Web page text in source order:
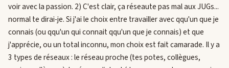
voir avec la passion. 2) C'est clair, ça réseaute pas mal aux JUGs...
normal te dirai-je. Si j'ai le choix entre travailler avec qqu'un que je
connais (ou qqu'un qui connait qqu'un que je connais) et que
j'apprécie, ou un total inconnu, mon choix est fait camarade. Il y a
3 types de réseaux : le réseau proche (tes potes, collègues,